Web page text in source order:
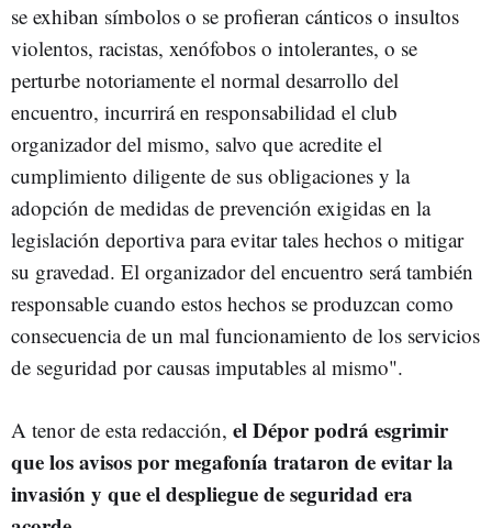
se exhiban símbolos o se profieran cánticos o insultos
violentos, racistas, xenófobos o intolerantes, o se
perturbe notoriamente el normal desarrollo del
encuentro, incurrirá en responsabilidad el club
organizador del mismo, salvo que acredite el
cumplimiento diligente de sus obligaciones y la
adopción de medidas de prevención exigidas en la
legislación deportiva para evitar tales hechos o mitigar
su gravedad. El organizador del encuentro será también
responsable cuando estos hechos se produzcan como
consecuencia de un mal funcionamiento de los servicios
de seguridad por causas imputables al mismo".
A tenor de esta redacción, el Dépor podrá esgrimir
que los avisos por megafonía trataron de evitar la
invasión y que el despliegue de seguridad era